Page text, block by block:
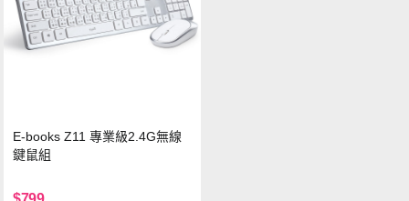
E-books Z11 專業級2.4G無線
鍵鼠組